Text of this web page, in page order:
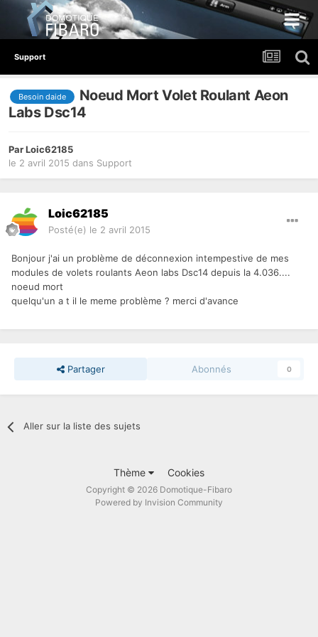
Support
Besoin daide
Noeud Mort Volet Roulant Aeon
Labs Dsc14
ParLoic62185
le 2 avril 2015 dans Support
Loic62185
Posté(e) le 2 avril 2015
Bonjour j'ai un problème de déconnexion intempestive de mes
modules de volets roulants Aeon labs Dsc14 depuis la 4.036....
noeud mort
quelqu'un a t il le meme problème ? merci d'avance
Partager Abonnés 0
Aller sur la liste des sujets
Thème Cookies
Copyright © 2026 Domotique-Fibaro
Powered by Invision Community